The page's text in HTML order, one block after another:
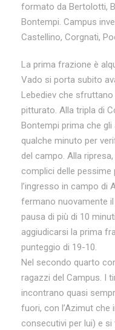
formato da Bertolotti,
Bontempi. Campus
Castellino, Corgnati,
La prima frazione è
Vado si porta subito
Lebediev che sfruttano
pitturato. Alla tripla di
Bontempi prima che
qualche minuto per
del campo. Alla
complici delle pessime
l’ingresso in campo di
fermano nuovamente
pausa di più di 10
aggiudicarsi la prima
punteggio di 19-10.
Nel secondo quarto
ragazzi del Campus. I
incontrano quasi
fuori, con l’Azimut
consecutivi per lui) e si